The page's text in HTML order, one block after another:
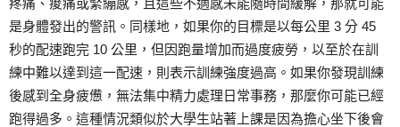
疼痛、痠痛或緊繃感，且這些不適感未能隨時間緩解，那就可能
是身體發出的警訊。同樣地，如果你的目標是以每公里 3 分 45
秒的配速跑完 10 公里，但因跑量增加而過度疲勞，以至於在訓
練中難以達到這一配速，則表示訓練強度過高。如果你發現訓練
後感到全身疲憊，無法集中精力處理日常事務，那麼你可能已經
跑得過多。這種情況類似於大學生站著上課是因為擔心坐下後會